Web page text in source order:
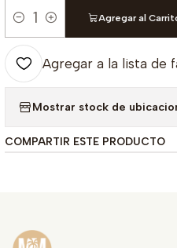
Cantidad
Agregar al
Agregar a la lista de
Mostrar stock de
COMPARTIR ESTE PRODUCTO